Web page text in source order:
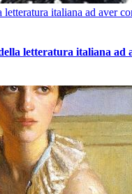
italiana ad aver
letteratura italiana ad